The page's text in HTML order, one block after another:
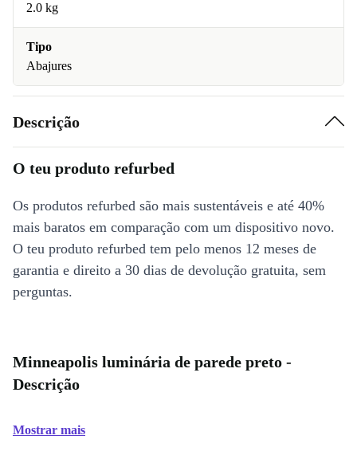
2.0 kg
Tipo
Abajures
Descrição
O teu produto refurbed
Os produtos refurbed são mais sustentáveis e até 40%
mais baratos em comparação com um dispositivo novo.
O teu produto refurbed tem pelo menos 12 meses de
garantia e direito a 30 dias de devolução gratuita, sem
perguntas.
Minneapolis luminária de parede preto -
Descrição
Mostrar mais